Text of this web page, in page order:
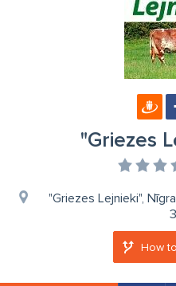
"Griezes
"Griezes Lejnieki",
How